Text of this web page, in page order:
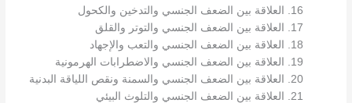
16. العلاقة بين الضعف الجنسي والتدخين والكحول
17. العلاقة بين الضعف الجنسي والتوتر والقلق
18. العلاقة بين الضعف الجنسي والتعب والإجهاد
19. العلاقة بين الضعف الجنسي والاضطرابات الهرمونية
20. العلاقة بين الضعف الجنسي والسمنة ونقص اللياقة البدنية
21. العلاقة بين الضعف الجنسي والتلوث البيئي